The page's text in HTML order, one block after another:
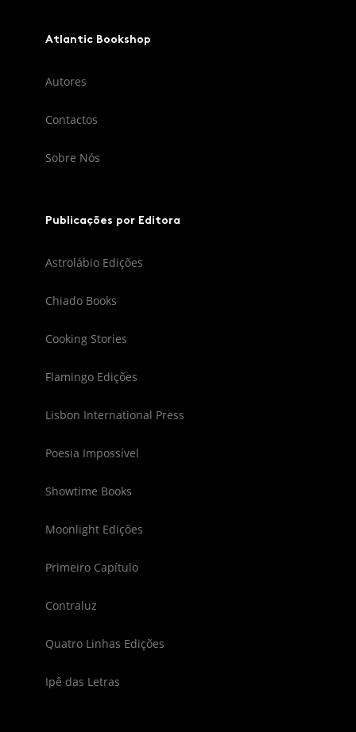
Atlantic Bookshop
Autores
Contactos
Sobre Nós
Publicações por Editora
Astrolábio Edições
Chiado Books
Cooking Stories
Flamingo Edições
Lisbon International Press
Poesia Impossível
Showtime Books
Moonlight Edições
Primeiro Capítulo
Contraluz
Quatro Linhas Edições
Ipê das Letras